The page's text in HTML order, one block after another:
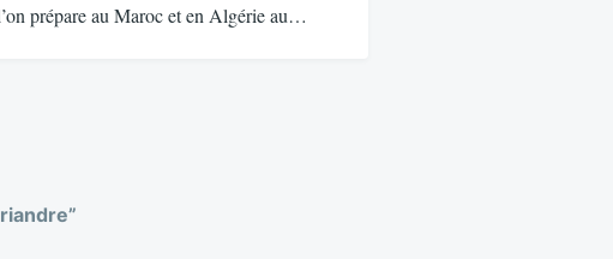
prépare au Maroc et en Algérie au…
”